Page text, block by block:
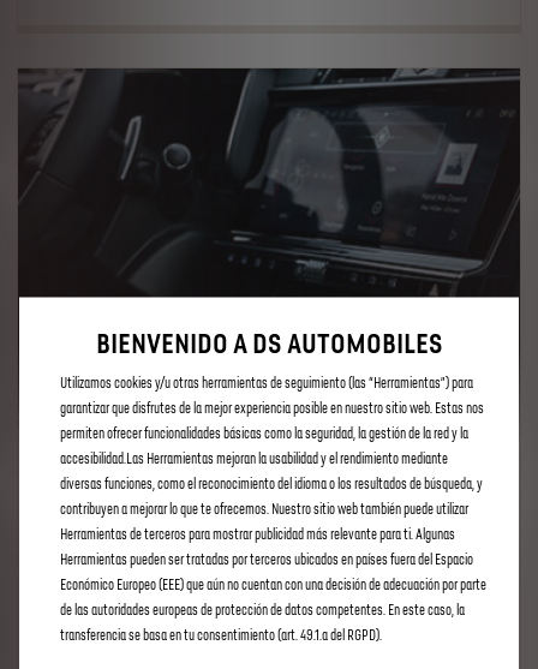
CHATGPT INTEGRADO EN DS IRIS SYSTEM
,90€/MES
DESCUBRE
BIENVENIDO A DS AUTOMOBILES
Utilizamos cookies y/u otras herramientas de seguimiento (las “Herramientas”) para
garantizar que disfrutes de la mejor experiencia posible en nuestro sitio web. Estas nos
permiten ofrecer funcionalidades básicas como la seguridad, la gestión de la red y la
accesibilidad.Las Herramientas mejoran la usabilidad y el rendimiento mediante
diversas funciones, como el reconocimiento del idioma o los resultados de búsqueda, y
contribuyen a mejorar lo que te ofrecemos. Nuestro sitio web también puede utilizar
Herramientas de terceros para mostrar publicidad más relevante para ti. Algunas
Herramientas pueden ser tratadas por terceros ubicados en países fuera del Espacio
Económico Europeo (EEE) que aún no cuentan con una decisión de adecuación por parte
de las autoridades europeas de protección de datos competentes. En este caso, la
transferencia se basa en tu consentimiento (art. 49.1.a del RGPD).